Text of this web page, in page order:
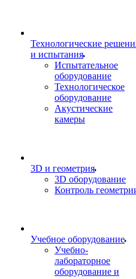
Технологические
и испытания
Испытательное
оборудование
Технологическое
оборудование
Акустические
камеры
3D и геометрия
3D оборудование
Контроль
Учебное оборудование
Учебно-
лабораторное
оборудование и